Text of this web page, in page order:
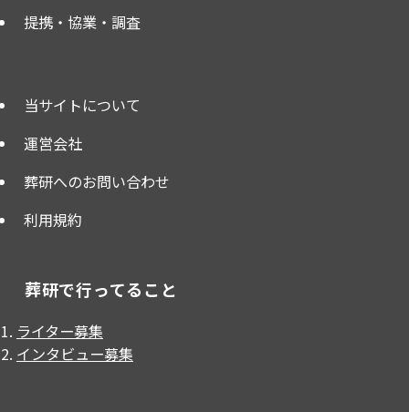
提携・協業・調査
当サイトについて
運営会社
葬研へのお問い合わせ
利用規約
葬研で行ってること
ライター募集
インタビュー募集